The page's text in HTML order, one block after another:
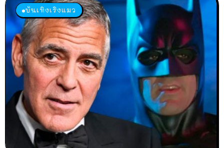
บันเทิงเริงแมว